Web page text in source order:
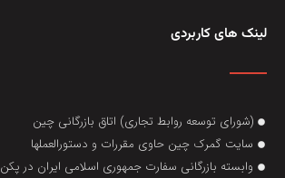
لینک های کاربردی
(شورای توسعه روابط تجاری) اتاق بازرگانی چین
سایت گمرک چین حاوی مقررات و دستورالعملها
وابسته بازرگانی سفارت جمهوری اسلامی ایران در پکن